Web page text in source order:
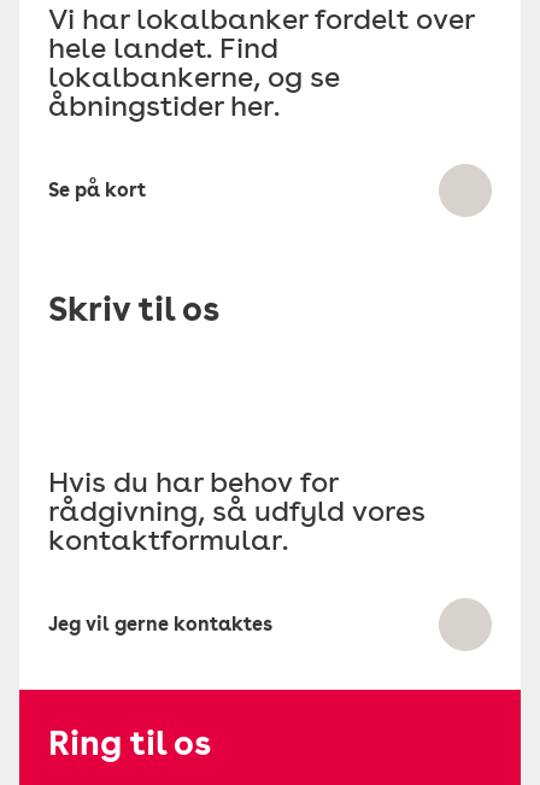
Vi har lokalbanker fordelt over
hele landet. Find
lokalbankerne, og se
åbningstider her.
Se på kort
Skriv til os
Hvis du har behov for
rådgivning, så udfyld vores
kontaktformular.
Jeg vil gerne kontaktes
Ring til os